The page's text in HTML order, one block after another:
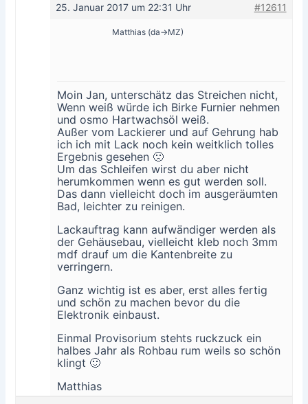
25. Januar 2017 um 22:31 Uhr #12611
Matthias (da->MZ)
Moin Jan, unterschätz das Streichen nicht,
Wenn weiß würde ich Birke Furnier nehmen
und osmo Hartwachsöl weiß.
Außer vom Lackierer und auf Gehrung hab
ich ich mit Lack noch kein weitklich tolles
Ergebnis gesehen 🙁
Um das Schleifen wirst du aber nicht
herumkommen wenn es gut werden soll.
Das dann vielleicht doch im ausgeräumten
Bad, leichter zu reinigen.
Lackauftrag kann aufwändiger werden als
der Gehäusebau, vielleicht kleb noch 3mm
mdf drauf um die Kantenbreite zu
verringern.
Ganz wichtig ist es aber, erst alles fertig
und schön zu machen bevor du die
Elektronik einbaust.
Einmal Provisorium stehts ruckzuck ein
halbes Jahr als Rohbau rum weils so schön
klingt 🙂
Matthias